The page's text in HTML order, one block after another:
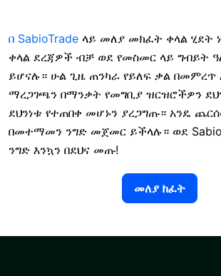
በ SabioTrade ላይ መለያ መክፈት ቀላል ሂደት
ቀላል ደረጃዎች ብቻ ወደ የመስመር ላይ ግብይት
ይሆናሉ። ሁል ጊዜ ጠንካራ የይለፍ ቃል በመምረጥ
ማረጋገጫን በማንቃት የመግቢያ ዝርዝሮችዎን
ደህንነቱ የተጠበቀ መሆኑን ያረጋግጡ። አንዴ
በመተማመን ንግድ መጀመር ይችላሉ። ወደ
ንግድ እንኳን በደህና መጡ!
መለያ ክፈት